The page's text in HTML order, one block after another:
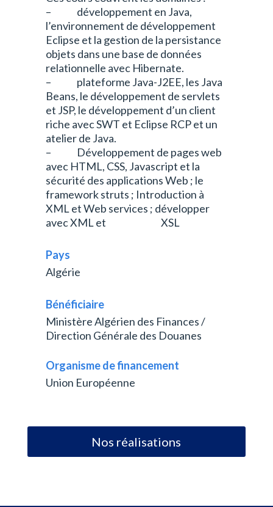
– développement en Java,
l’environnement de développement
Eclipse et la gestion de la persistance
objets dans une base de données
relationnelle avec Hibernate.
– plateforme Java-J2EE, les Java
Beans, le développement de servlets
et JSP, le développement d’un client
riche avec SWT et Eclipse RCP et un
atelier de Java.
– Développement de pages web
avec HTML, CSS, Javascript et la
sécurité des applications Web ; le
framework struts ; Introduction à
XML et Web services ; développer
avec XML et XSL
Pays
Algérie
Bénéficiaire
Ministère Algérien des Finances /
Direction Générale des Douanes
Organisme de financement
Union Européenne
Nos réalisations